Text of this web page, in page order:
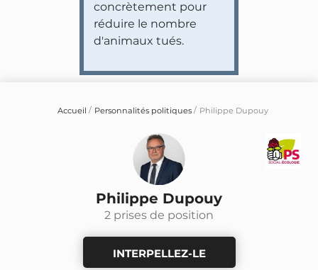
concrètement pour
réduire le nombre
d'animaux tués.
Accueil Personnalités politiques Philippe Dupouy
Philippe Dupouy
2 prises de position
INTERPELLEZ-LE